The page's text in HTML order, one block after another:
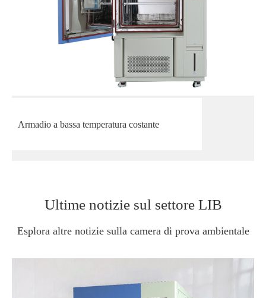
Armadio a bassa temperatura costante
Ultime notizie sul settore LIB
Esplora altre notizie sulla camera di prova ambientale